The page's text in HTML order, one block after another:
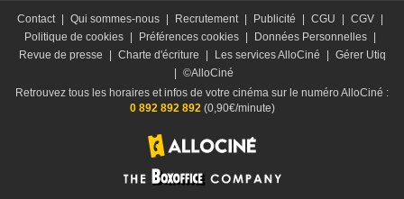
Contact | Qui sommes-nous | Recrutement | Publicité | CGU | CGV |
Politique de cookies | Préférences cookies | Données Personnelles |
Revue de presse
| Charte d'écriture | Les services AlloCiné | Gérer Utiq
| ©AlloCiné
Retrouvez tous les horaires et infos de votre cinéma sur le numéro AlloCiné :
0 892 892 892(0,90€/minute)